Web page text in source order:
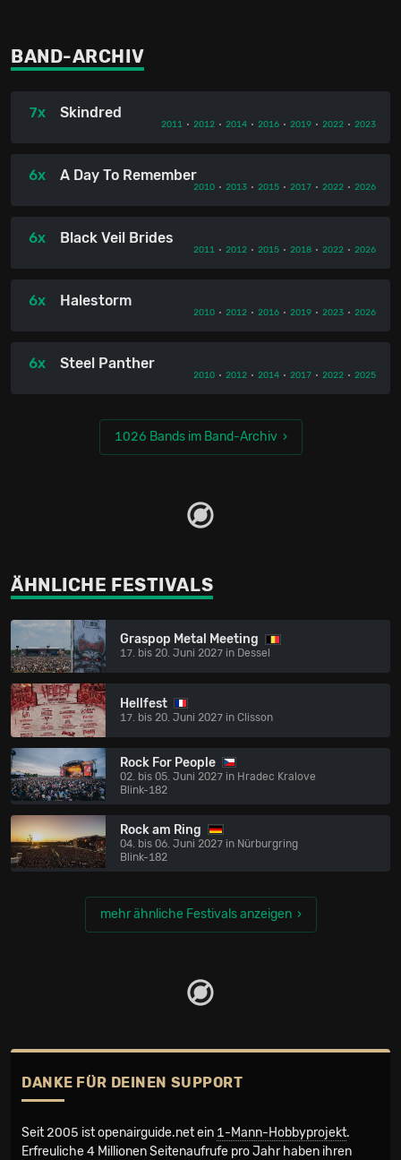
BAND-ARCHIV
7x Skindred
2011 • 2012 • 2014 • 2016 • 2019 • 2022 • 2023
6x A Day To Remember
2010 • 2013 • 2015 • 2017 • 2022 • 2026
6x Black Veil Brides
2011 • 2012 • 2015 • 2018 • 2022 • 2026
6x Halestorm
2010 • 2012 • 2016 • 2019 • 2023 • 2026
6x Steel Panther
2010 • 2012 • 2014 • 2017 • 2022 • 2025
1026 Bands im Band-Archiv
ÄHNLICHE FESTIVALS
Graspop Metal Meeting
17. bis 20. Juni 2027 in Dessel
Hellfest
17. bis 20. Juni 2027 in Clisson
Rock For People
02. bis 05. Juni 2027 in Hradec Kralove
Blink-182
Rock am Ring
04. bis 06. Juni 2027 in Nürburgring
Blink-182
mehr ähnliche Festivals anzeigen
DANKE FÜR DEINEN SUPPORT
Seit 2005 ist openairguide.net ein 1-Mann-Hobbyprojekt.
Erfreuliche 4 Millionen Seiten­aufrufe pro Jahr haben ihren